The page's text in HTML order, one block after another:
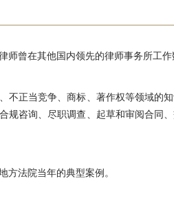
曾在其他国内领先的律师事务所工作
不正当竞争、商标、著作权等领域的
规咨询、尽职调查、起草和审阅合同、
方法院当年的典型案例。